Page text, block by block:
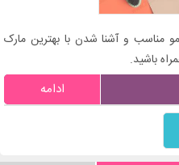
مناسب و آشنا شدن با بهترین مارک
باشید.
ادامه